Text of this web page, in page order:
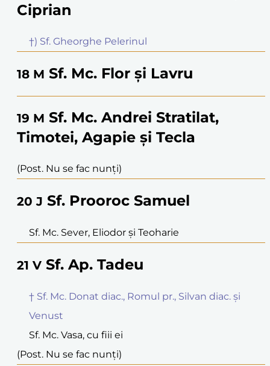
Ciprian
†) Sf. Gheorghe Pelerinul
18 M Sf. Mc. Flor și Lavru
19 M Sf. Mc. Andrei Stratilat,
Timotei, Agapie și Tecla
(Post. Nu se fac nunți)
20 J Sf. Prooroc Samuel
Sf. Mc. Sever, Eliodor și Teoharie
21 V Sf. Ap. Tadeu
† Sf. Mc. Donat diac., Romul pr., Silvan diac. și
Venust
Sf. Mc. Vasa, cu fiii ei
(Post. Nu se fac nunți)